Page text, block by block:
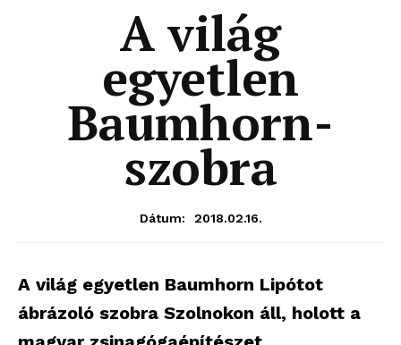
A világ
egyetlen
Baumhorn-
szobra
Dátum: 2018.02.16.
A világ egyetlen Baumhorn Lipótot
ábrázoló szobra Szolnokon áll, holott a